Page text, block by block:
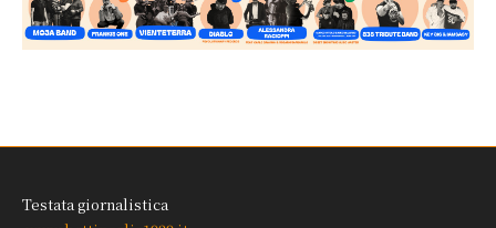
Testata giornalistica